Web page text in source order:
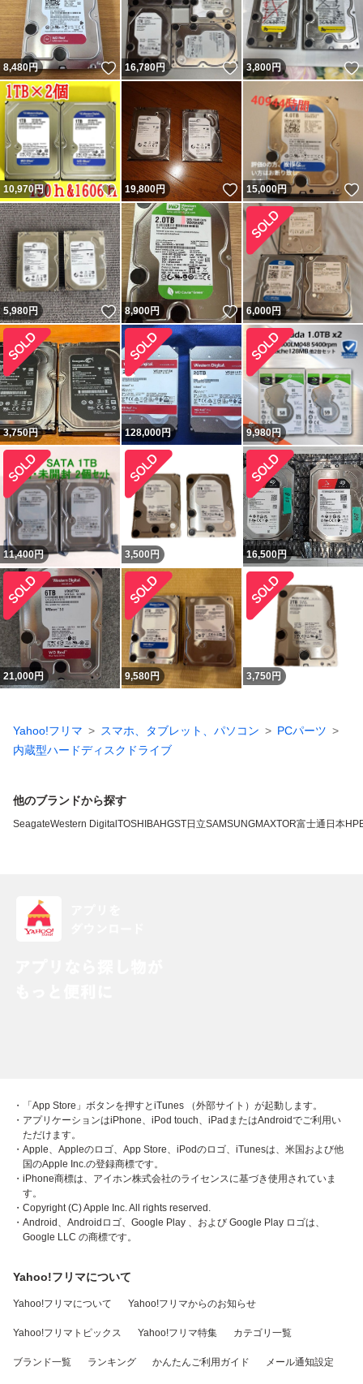
8,480円 いいね！
16,780円 いいね！
3,800円
10,970円 いいね！
19,800円 いいね！
15,000円
5,980円 いいね！
8,900円 いいね！
6,000円
3,750円 128,000円 9,980円
11,400円 3,500 円 16,500円
21,000円 9,580円 3,750 円
Yahoo!フリマ スマホ、タブレット、パソコン
PCパーツ
内蔵型ハードディスクドライブ
他のブランドから探す
SeagateWestern Digital TOSHIBAHGST日立SAMSUNGMAXTOR富士通 日本HP
・「App Store」ボタンを押すとiTunes （外部サイト）が起動します。
・アプリケーションはiPhone、iPod touch、iPadまたはAndroidでご利用い
ただけます。
・Apple、Appleのロゴ、App Store、iPodのロゴ、iTunesは、米国および他
国のApple Inc.の登録商標です。
・iPhone商標は、アイホン株式会社のライセンスに基づき使用されていま
す。
・Copyright (C) Apple Inc. All rights reserved.
・Android、Androidロゴ、Google Play 、および Google Play ロゴは、
Google LLC の商標です。
Yahoo!フリマについて
Yahoo!フリマについて Yahoo!フリマからのお知らせ
Yahoo!フリマトピックス Yahoo!フリマ特集 カテゴリ一覧
ブランド一覧 ランキング かんたんご利用ガイド メール通知設定